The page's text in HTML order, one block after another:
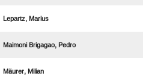
 
  
 